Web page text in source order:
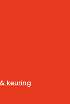
keuring